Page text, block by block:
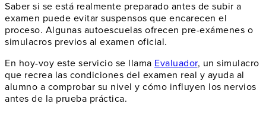
Saber si se está realmente preparado antes de subir a
examen puede evitar suspensos que encarecen el
proceso. Algunas autoescuelas ofrecen pre-exámenes o
simulacros previos al examen oficial.
En hoy-voy este servicio se llama Evaluador, un simulacro
que recrea las condiciones del examen real y ayuda al
alumno a comprobar su nivel y cómo influyen los nervios
antes de la prueba práctica.